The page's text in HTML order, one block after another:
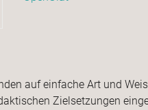
auf einfache Art und
Zielsetzungen